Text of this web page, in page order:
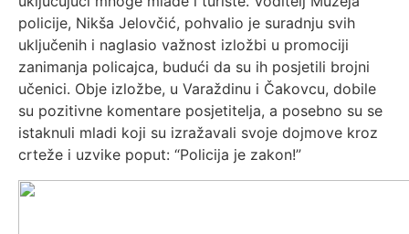
policije, Nikša Jelovčić, pohvalio je suradnju svih
uključenih i naglasio važnost izložbi u promociji
zanimanja policajca, budući da su ih posjetili brojni
učenici. Obje izložbe, u Varaždinu i Čakovcu, dobile
su pozitivne komentare posjetitelja, a posebno su se
istaknuli mladi koji su izražavali svoje dojmove kroz
crteže i uzvike poput: “Policija je zakon!”